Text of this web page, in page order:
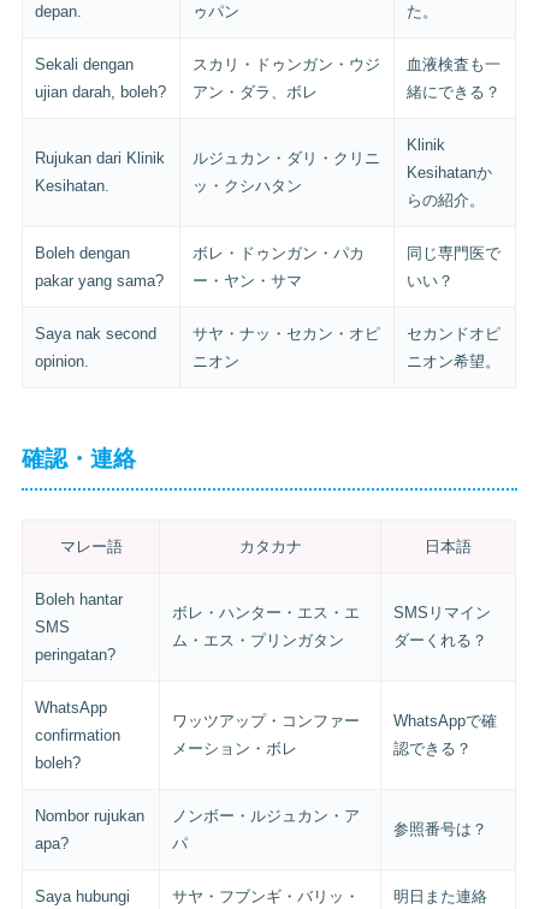
depan.
ゥパン
た。
Sekali dengan
ujian darah, boleh?
スカリ・ドゥンガン・ウジ
アン・ダラ、ボレ
血液検査も一
緒にできる？
Rujukan dari Klinik
Kesihatan.
ルジュカン・ダリ・クリニ
ッ・クシハタン
Klinik
Kesihatanか
らの紹介。
Boleh dengan
pakar yang sama?
ボレ・ドゥンガン・パカ
ー・ヤン・サマ
同じ専門医で
いい？
Saya nak second
opinion.
サヤ・ナッ・セカン・オピ
ニオン
セカンドオピ
ニオン希望。
確認・連絡
マレー語 カタカナ 日本語
Boleh hantar
SMS
peringatan?
ボレ・ハンター・エス・エ
ム・エス・プリンガタン
SMSリマイン
ダーくれる？
WhatsApp
confirmation
boleh?
ワッツアップ・コンファー
メーション・ボレ
WhatsAppで確
認できる？
Nombor rujukan
apa?
ノンボー・ルジュカン・ア
パ
参照番号は？
Saya hubungi
サヤ・フブンギ・バリッ・
明日また連絡